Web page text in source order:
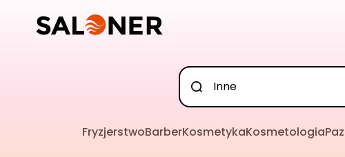
FryzjerstwoBarberKosmetykaKosmetologia